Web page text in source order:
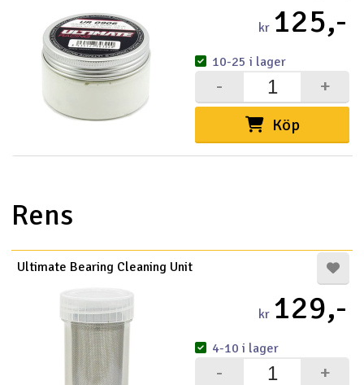
kr 125,-
Köp
+
-
10-25 i lager
Rens
Ultimate Bearing Cleaning Unit
kr 129,-
+
-
4-10 i lager